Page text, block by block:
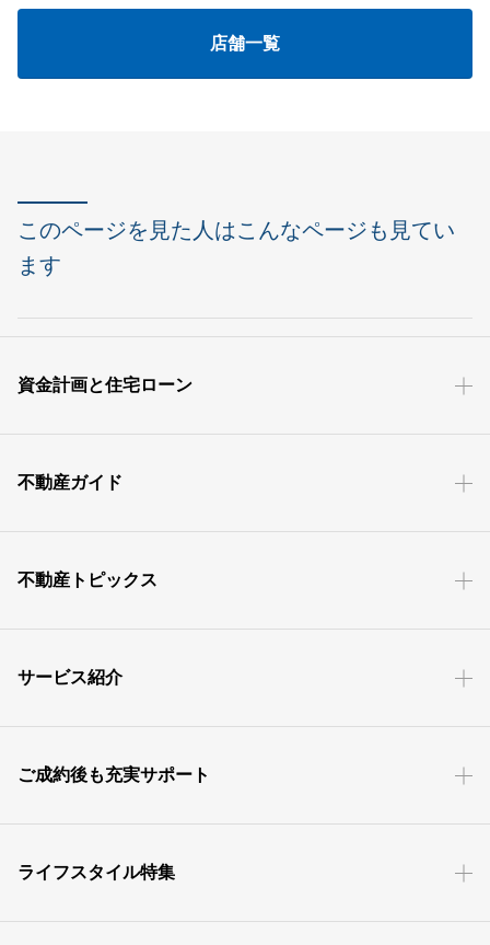
店舗一覧
このページを見た人はこんなページも見てい
ます
資金計画と住宅ローン
不動産ガイド
不動産トピックス
サービス紹介
ご成約後も充実サポート
ライフスタイル特集